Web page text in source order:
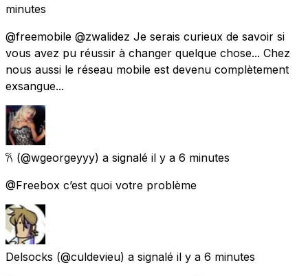
minutes
@freemobile @zwalidez Je serais curieux de savoir si
vous avez pu réussir à changer quelque chose... Chez
nous aussi le réseau mobile est devenu complètement
exsangue...
𐙚 (@wgeorgeyyy) a signalé il y a 6 minutes
@Freebox c’est quoi votre problème
Delsocks (@culdevieu) a signalé il y a 6 minutes